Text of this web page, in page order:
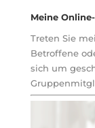
Meine
Treten Sie
Betroffene
sich um